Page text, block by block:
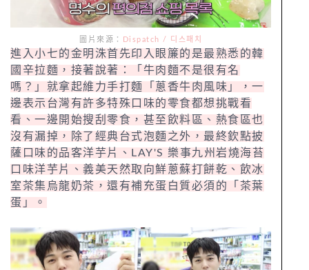
圖片來源： Dispatch / 디스패치
進入小七的金明洙首先印入眼簾的是最熟悉的韓
國辛拉麵，接著說著：「牛肉麵不是很有名
嗎？」就拿起維力手打麵「蔥香牛肉風味」，一
邊表示台灣有許多特殊口味的零食都想挑戰看
看、一邊開始搜刮零食，甚至飲料區、熱食區也
沒有漏掉，除了經典台式泡麵之外，最終欽點披
薩口味的品客洋芋片、LAY'S 樂事九州岩燒海苔
口味洋芋片、義美天然取向鮮蔥蘇打餅乾、飲冰
室茶集烏龍奶茶，還有補充蛋白質必須的「茶葉
蛋」。